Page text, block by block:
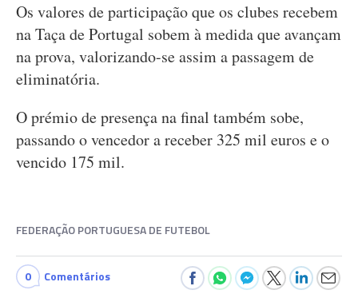
Os valores de participação que os clubes recebem
na Taça de Portugal sobem à medida que avançam
na prova, valorizando-se assim a passagem de
eliminatória.
O prémio de presença na final também sobe,
passando o vencedor a receber 325 mil euros e o
vencido 175 mil.
FEDERAÇÃO PORTUGUESA DE FUTEBOL
0 Comentários